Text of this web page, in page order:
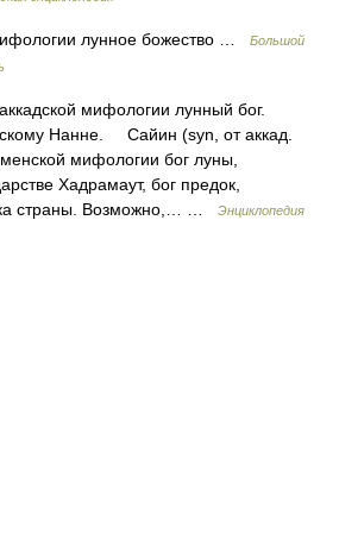
лунное божество …
Большой
мифологии лунный бог.
Нанне. Сайин (syn, от аккад.
мифологии бог луны,
Хадрамаут, бог предок,
страны. Возможно,… …
Энциклопедия